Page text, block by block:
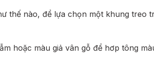
thế nào, để lựa chọn một khung treo
hoặc màu giả vân gỗ để hơp tông